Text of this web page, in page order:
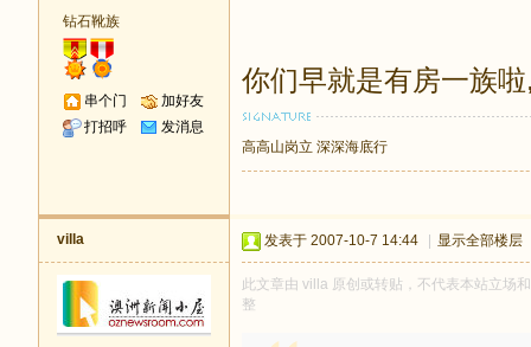
钻石靴族
串个门
加好友
打招呼
发消息
你们早就是有房一族
高高山岗立 深深海底行
villa 发表于 2007-10-7 14:44 显示全部楼层
此文章由 villa 原创或转贴，不代表本站立场
整